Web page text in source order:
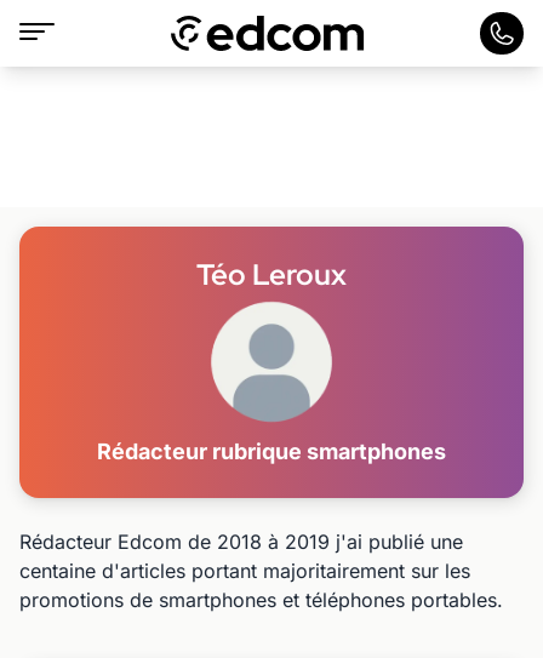
Téo Leroux
Rédacteur rubrique smartphones
Rédacteur Edcom de 2018 à 2019 j'ai publié une
centaine d'articles portant majoritairement sur les
promotions de smartphones et téléphones portables.